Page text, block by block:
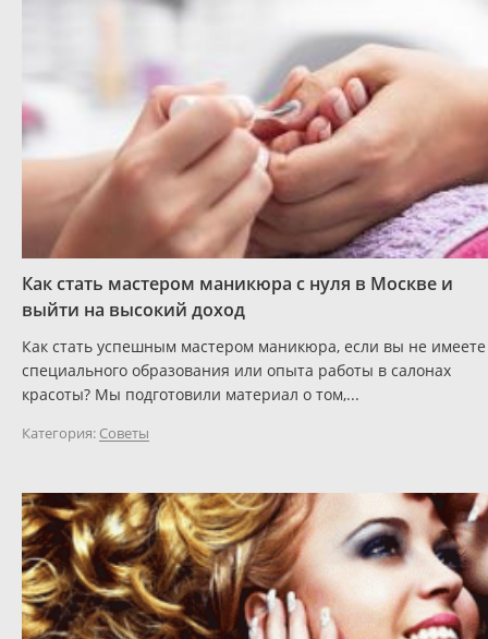
Как стать мастером маникюра с нуля в Москве и
выйти на высокий доход
Как стать успешным мастером маникюра, если вы не имеете
специального образования или опыта работы в салонах
красоты? Мы подготовили материал о том,...
Категория: Советы